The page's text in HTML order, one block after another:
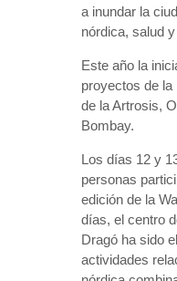
a inundar la
nórdica, salud
Este año la
proyectos de la
de la Artrosis,
Bombay.
Los días 12 y
personas
edición de la
días, el centro
Dragó ha sido
actividades